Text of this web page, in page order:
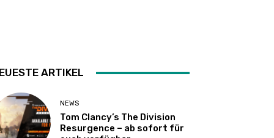
ARTIKEL
NEWS
Tom Clancy’s The Division
Resurgence – ab sofort für